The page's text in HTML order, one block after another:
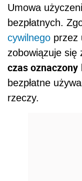
Umowa
bezpłatnych.
cywilnego przez
zobowiązuje się
czas oznaczony
bezpłatne
rzeczy.